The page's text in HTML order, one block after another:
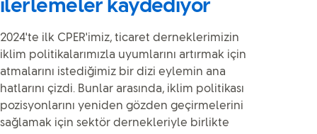
ilerlemeler kaydediyor
2024'te ilk CPER'imiz, ticaret derneklerimizin
iklim politikalarımızla uyumlarını artırmak için
atmalarını istediğimiz bir dizi eylemin ana
hatlarını çizdi. Bunlar arasında, iklim politikası
pozisyonlarını yeniden gözden geçirmelerini
sağlamak için sektör dernekleriyle birlikte